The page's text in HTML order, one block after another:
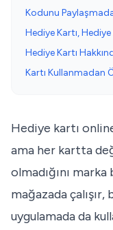
Kodunu
Hediye Kartı,
Hediye Kartı
Kartı Kullanmadan
Hediye kartı
ama her kartta
olmadığını
mağazada
uygulamada da